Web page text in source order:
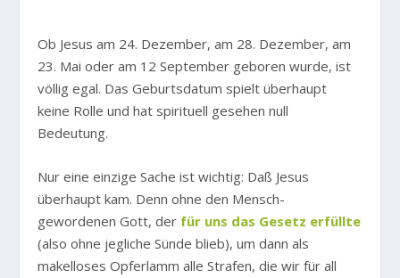
Ob Jesus am 24. Dezember, am 28. Dezember, am
23. Mai oder am 12 September geboren wurde, ist
völlig egal. Das Geburtsdatum spielt überhaupt
keine Rolle und hat spirituell gesehen null
Bedeutung.
Nur eine einzige Sache ist wichtig: Daß Jesus
überhaupt kam. Denn ohne den Mensch-
gewordenen Gott, der für uns das Gesetz erfüllte
(also ohne jegliche Sünde blieb), um dann als
makelloses Opferlamm alle Strafen, die wir für all